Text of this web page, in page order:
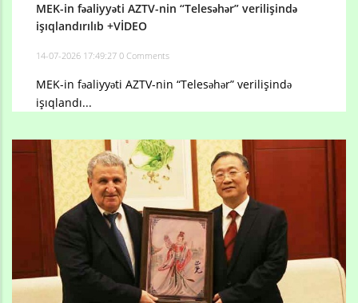
MEK-in fəaliyyəti AZTV-nin “Telesəhər” verilişində
işıqlandırılıb +VİDEO
14-07-2026 17:49:27 0 Comments
MEK-in fəaliyyəti AZTV-nin “Telesəhər” verilişində
işıqlandı...